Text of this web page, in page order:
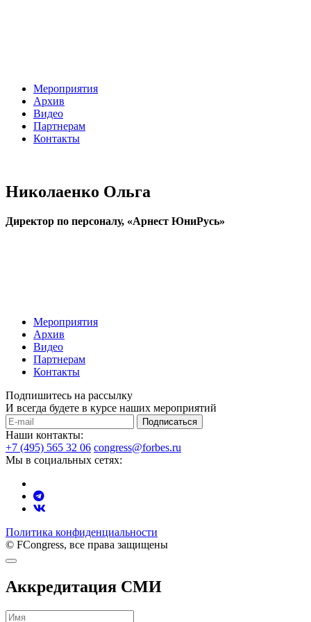
Мероприятия
Архив
Видео
Партнерам
Контакты
Николаенко Ольга
Директор по персоналу, «Арнест ЮниРусь»
Мероприятия
Архив
Видео
Партнерам
Контакты
Подпишитесь на рассылку
И всегда будете в курсе наших мероприятий
Подписаться
Наши контакты:
+7 (495) 565 32 06 congress@forbes.ru
Мы в социальных сетях:
Политика конфиденциальности
© FCongress, все права защищены
Аккредитация СМИ